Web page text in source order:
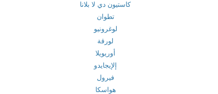
كاستيون دي لا بلانا
تطوان
لوغرونيو
لورقة
أوريويلا
إلإيجايدو
فيرول
هواسكا